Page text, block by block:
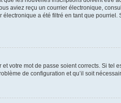
aviez reçu un courrier électronique,
a été filtré en tant que
votre mot de passe soient corrects. Si tel
de configuration et qu’il soit